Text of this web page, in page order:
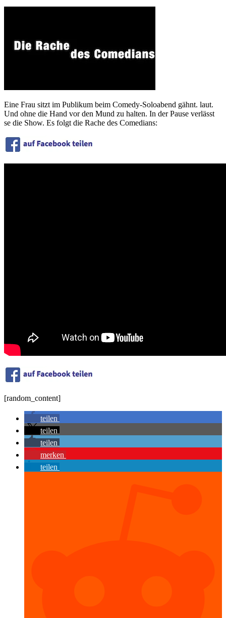
Eine Frau sitzt im Publikum beim Comedy-Soloabend gähnt. laut.
Und ohne die Hand vor den Mund zu halten. In der Pause verlässt
se die Show. Es folgt die Rache des Comedians:
[random_content]
teilen
teilen
teilen
merken
teilen